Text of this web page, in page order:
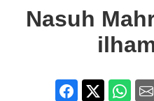
ilham
verdi
Nasuh